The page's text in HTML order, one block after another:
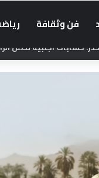
فن وثقافة
أجنبية تضلل